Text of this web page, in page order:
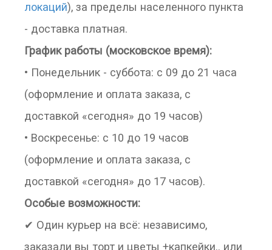
локаций), за пределы населенного пункта
- доставка платная.
График работы (московское время):
• Понедельник - суббота: с 09 до 21 часа
(оформление и оплата заказа, с
доставкой «сегодня» до 19 часов)
• Воскресенье: с 10 до 19 часов
(оформление и оплата заказа, с
доставкой «сегодня» до 17 часов).
Особые возможности:
✔ Один курьер на всё: независимо,
заказали вы торт и цветы +капкейки.. или